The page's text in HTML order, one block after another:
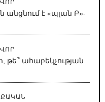
անցնում է «պլան Բ»-
թե՞ ահաբեկչության